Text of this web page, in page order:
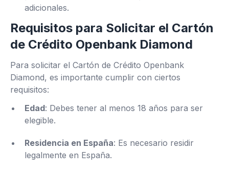
adicionales.
Requisitos para Solicitar el Cartón
de Crédito Openbank Diamond
Para solicitar el Cartón de Crédito Openbank
Diamond, es importante cumplir con ciertos
requisitos:
Edad: Debes tener al menos 18 años para ser
elegible.
Residencia en España: Es necesario residir
legalmente en España.